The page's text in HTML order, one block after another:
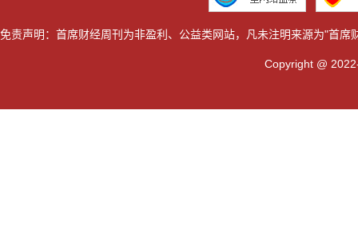
免责声明：首席财经周刊为非盈利、公益类网站，凡未注明来源为"首
Copyright @